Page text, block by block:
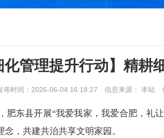
化管理提升行动】精耕
布时间：2026-06-04 16:18:27 信息来源： 本站
肥东县开展“我爱我家，我爱合肥，礼
，共建共治共享文明家园。